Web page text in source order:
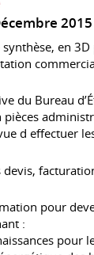
en
du Bureau
d effectuer
devis,
pour
:
pour